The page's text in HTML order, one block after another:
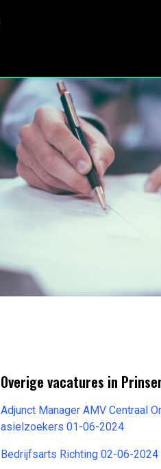
Overige vacatures in
Adjunct Manager AMV Centraal
asielzoekers 01-06-2024
Bedrijfsarts Richting 02-06-2024